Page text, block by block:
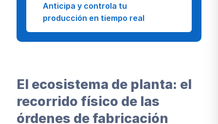
Anticipa y controla tu
producción en tiempo real
El ecosistema de planta: el
recorrido físico de las
órdenes de fabricación